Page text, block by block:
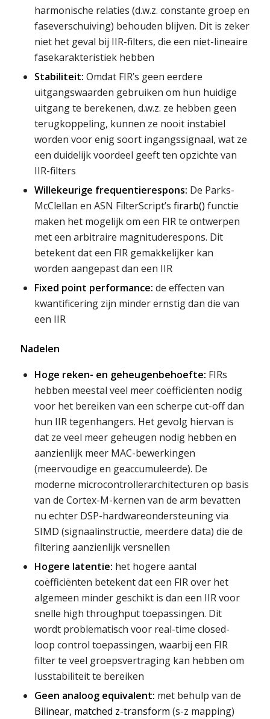
harmonische relaties (d.w.z. constante groep en
faseverschuiving) behouden blijven. Dit is zeker
niet het geval bij IIR-filters, die een niet-lineaire
fasekarakteristiek hebben
Stabiliteit: Omdat FIR’s geen eerdere
uitgangswaarden gebruiken om hun huidige
uitgang te berekenen, d.w.z. ze hebben geen
terugkoppeling, kunnen ze nooit instabiel
worden voor enig soort ingangssignaal, wat ze
een duidelijk voordeel geeft ten opzichte van
IIR-filters
Willekeurige frequentierespons: De Parks-
McClellan en ASN FilterScript’s firarb() functie
maken het mogelijk om een FIR te ontwerpen
met een arbitraire magnituderespons. Dit
betekent dat een FIR gemakkelijker kan
worden aangepast dan een IIR
Fixed point performance: de effecten van
kwantificering zijn minder ernstig dan die van
een IIR
Nadelen
Hoge reken- en geheugenbehoefte: FIRs
hebben meestal veel meer coëfficiënten nodig
voor het bereiken van een scherpe cut-off dan
hun IIR tegenhangers. Het gevolg hiervan is
dat ze veel meer geheugen nodig hebben en
aanzienlijk meer MAC-bewerkingen
(meervoudige en geaccumuleerde). De
moderne microcontrollerarchitecturen op basis
van de Cortex-M-kernen van de arm bevatten
nu echter DSP-hardwareondersteuning via
SIMD (signaalinstructie, meerdere data) die de
filtering aanzienlijk versnellen
Hogere latentie: het hogere aantal
coëfficiënten betekent dat een FIR over het
algemeen minder geschikt is dan een IIR voor
snelle high throughput toepassingen. Dit
wordt problematisch voor real-time closed-
loop control toepassingen, waarbij een FIR
filter te veel groepsvertraging kan hebben om
lusstabiliteit te bereiken
Geen analoog equivalent: met behulp van de
Bilinear, matched z-transform (s-z mapping)